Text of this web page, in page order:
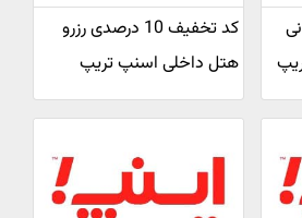
کد تخفیف 10 درصدی رزرو
هتل داخلی اسنپ تریپ